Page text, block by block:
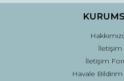
Ürün fiyatı diğer sitelerden daha
İletişim
İletişim
Havale